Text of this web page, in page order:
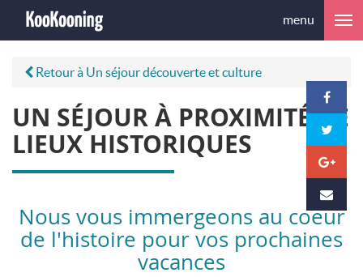
menu
Retour à Un séjour découverte et culture
UN SÉJOUR À PROXIMITÉ DE
LIEUX HISTORIQUES
Nous vous immergeons au coeur
de l'histoire pour vos prochaines
vacances